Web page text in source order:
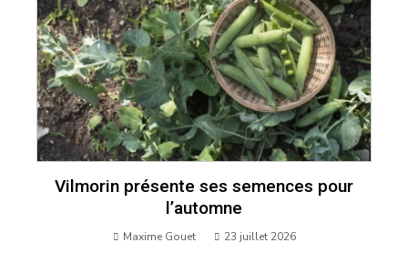
Vilmorin présente ses semences pour
l’automne
Maxime Gouet 23 juillet 2026